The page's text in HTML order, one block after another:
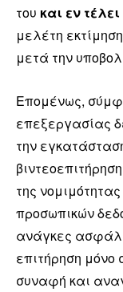
του και εν
μελέτη
μετά την
Επομένως,
επεξεργασίας
την
της
προσωπικών
ανάγκες
επιτήρηση
συναφή και